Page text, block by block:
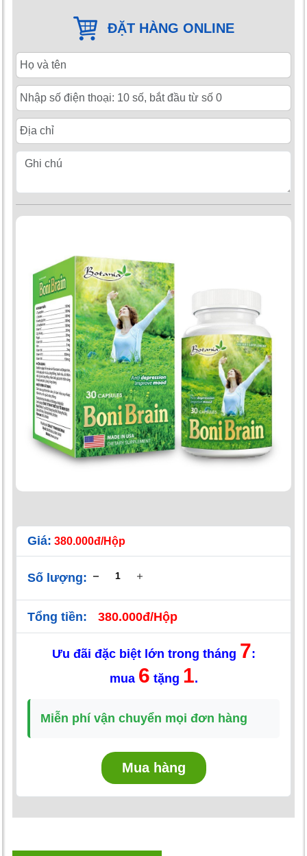
ĐẶT HÀNG ONLINE
Giá: 380.000đ/Hộp
Số lượng:
Tổng tiền: 380.000đ/Hộp
Ưu đãi đặc biệt lớn trong tháng 7:
mua 6 tặng 1.
Miễn phí vận chuyển mọi đơn hàng
Mua hàng